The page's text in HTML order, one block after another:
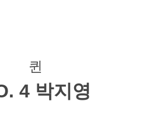
퀸
4 박지영